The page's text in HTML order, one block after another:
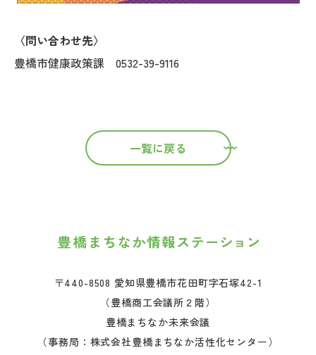
〈問い合わせ先〉
豊橋市健康政策課 0532-39-9116
一覧に戻る
〒440-8508 愛知県豊橋市花田町字石塚42-1
（豊橋商工会議所２階）
豊橋まちなか未来会議
（事務局：株式会社豊橋まちなか活性化センター）